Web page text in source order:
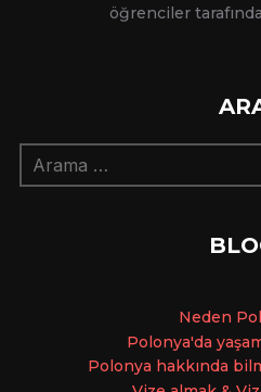
öğrenciler
Arama:
Neden
Polonya'da
Polonya hakkında